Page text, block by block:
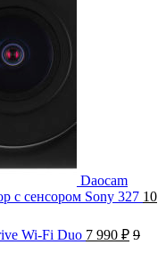
Daocam
с сенсором Sony 327 10
Wi-Fi Duo 7 990 ₽ 9